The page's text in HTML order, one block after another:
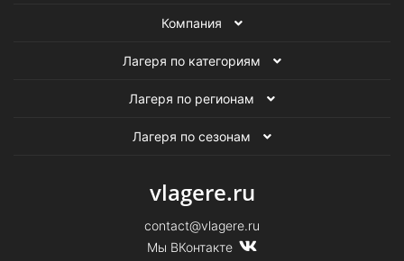
Компания
Лагеря по категориям
Лагеря по регионам
Лагеря по сезонам
vlagere.ru
contact@vlagere.ru
Мы ВКонтакте